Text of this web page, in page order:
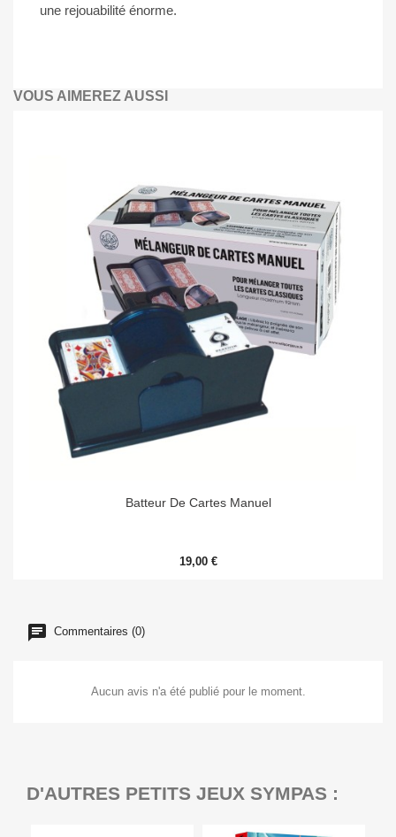
une rejouabilité énorme.
VOUS AIMEREZ AUSSI
Batteur De Cartes Manuel
19,00 €
Commentaires (0)
Aucun avis n'a été publié pour le moment.
D'AUTRES PETITS JEUX SYMPAS :